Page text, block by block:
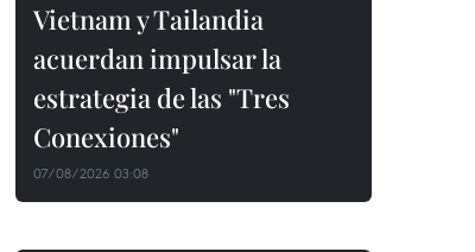
Vietnam y Tailandia
acuerdan impulsar la
estrategia de las "Tres
Conexiones"
07/08/2026 03:08